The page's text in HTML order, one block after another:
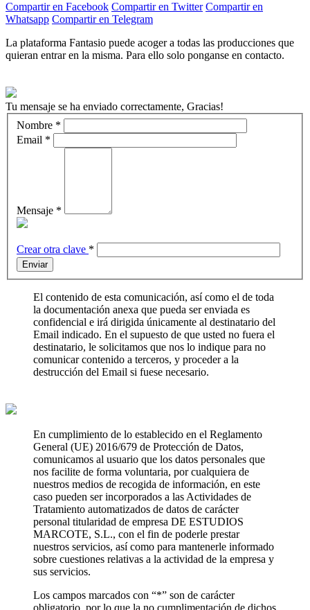
Compartir en Facebook Compartir en Twitter Compartir en
Whatsapp Compartir en Telegram
La plataforma Fantasio puede acoger a todas las producciones que
quieran entrar en la misma. Para ello solo ponganse en contacto.
Tu mensaje se ha enviado correctamente, Gracias!
Nombre *
Email *
Mensaje *
Crear otra clave *
Enviar
El contenido de esta comunicación, así como el de toda
la documentación anexa que pueda ser enviada es
confidencial e irá dirigida únicamente al destinatario del
Email indicado. En el supuesto de que usted no fuera el
destinatario, le solicitamos que nos lo indique para no
comunicar contenido a terceros, y proceder a la
destrucción del Email si fuese necesario.
En cumplimiento de lo establecido en el Reglamento
General (UE) 2016/679 de Protección de Datos,
comunicamos al usuario que los datos personales que
nos facilite de forma voluntaria, por cualquiera de
nuestros medios de recogida de información, en este
caso pueden ser incorporados a las Actividades de
Tratamiento automatizados de datos de carácter
personal titularidad de empresa DE ESTUDIOS
MARCOTE, S.L., con el fin de poderle prestar
nuestros servicios, así como para mantenerle informado
sobre cuestiones relativas a la actividad de la empresa y
sus servicios.
Los campos marcados con “*” son de carácter
obligatorio, por lo que la no cumplimentación de dichos